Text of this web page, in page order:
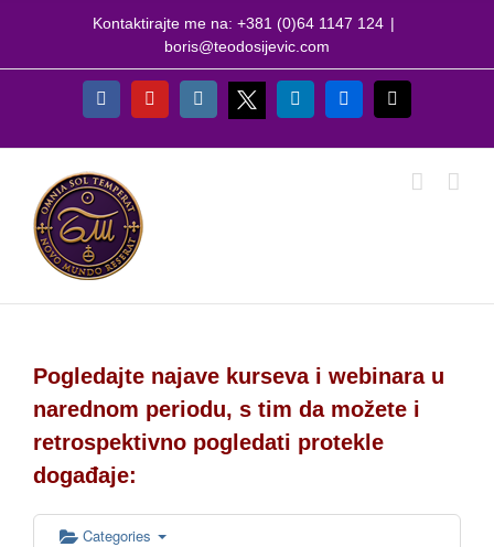
Kontaktirajte me na: +381 (0)64 1147 124 |
boris@teodosijevic.com
FacebookYouTubeInstagram
X LinkedInFlickr
Pogledajte najave kurseva i webinara u
narednom periodu, s tim da možete i
retrospektivno pogledati protekle
događaje:
Categories